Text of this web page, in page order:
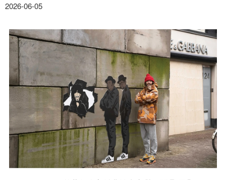
2026-06-05